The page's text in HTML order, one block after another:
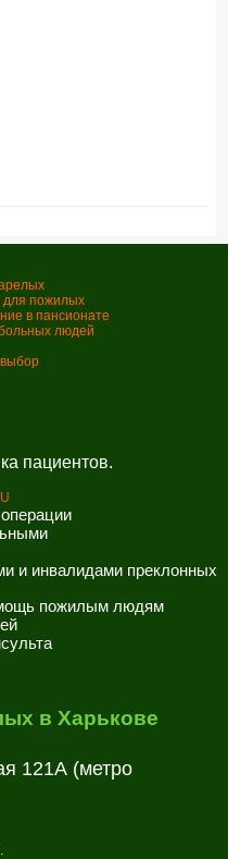
для пожилых
в пансионате
людей
пациентов.
и инвалидами преклонных
пожилым людям
в Харькове
121А (метро